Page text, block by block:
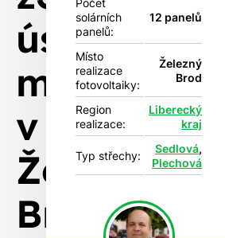
úsporám
montována
v
Železném
Brodě
Počet
solárních
panelů:
12 panelů
Místo
realizace
fotovoltaiky:
Železný
Brod
Region
realizace:
Liberecký
kraj
Typ střechy:
Sedlová,
Plechová